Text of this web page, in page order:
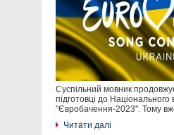
Суспільний мовник
підготовці до Національного
"Євробачення-2023". Тому
Читати далі